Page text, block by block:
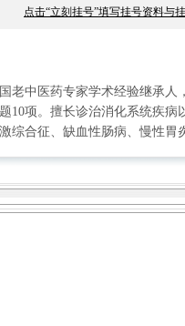
点击“立刻挂号”填写挂号资料与
老中医药专家学术经验继承
10项。擅长诊治消化系统疾
合征、缺血性肠病、慢性胃